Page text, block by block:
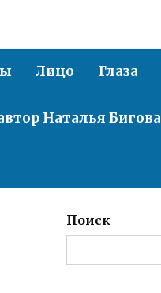
Лицо Глаза
Наталья Бигова
Поиск